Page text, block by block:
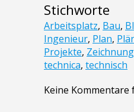
Stichworte
Arbeitsplatz, Bau,
Ingenieur, Plan,
Projekte, Zeichnung
technica, technisch
Keine Kommentare